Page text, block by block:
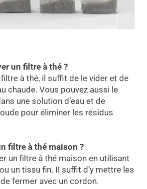
un filtre à thé ?
à thé, il suffit de le vider et de
chaude. Vous pouvez aussi le
une solution d’eau et de
pour éliminer les résidus
filtre à thé maison ?
un filtre à thé maison en utilisant
un tissu fin. Il suffit d’y mettre les
fermer avec un cordon.